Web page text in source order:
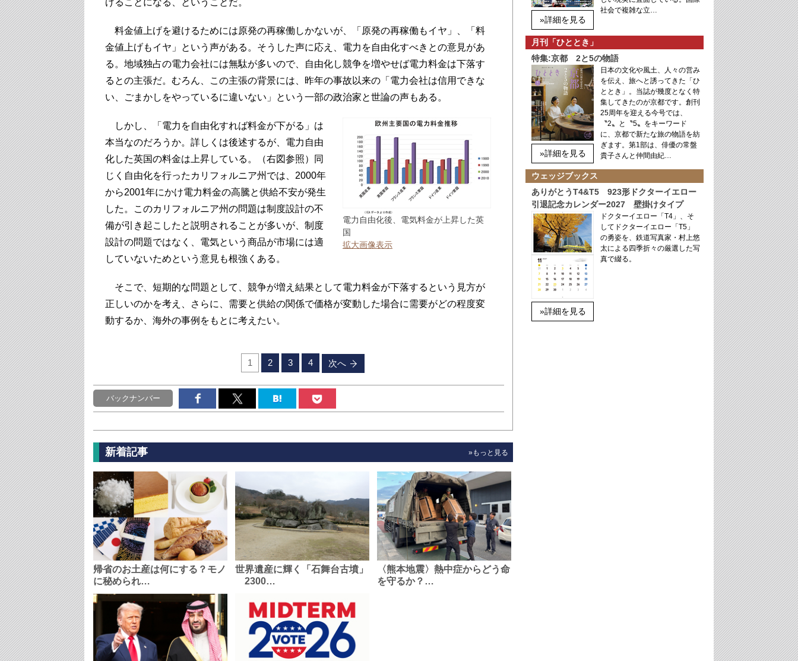
げることになる、ということだ。
料金値上げを避けるためには原発の再稼働しかないが、「原発の再稼働もイヤ」、「料
金値上げもイヤ」という声がある。そうした声に応え、電力を自由化すべきとの意見があ
る。地域独占の電力会社には無駄が多いので、自由化し競争を増やせば電力料金は下落す
るとの主張だ。むろん、この主張の背景には、昨年の事故以来の「電力会社は信用できな
い、ごまかしをやっているに違いない」という一部の政治家と世論の声もある。
電力自由化後、電気料金が上昇した英
国
拡大画像表示
しかし、「電力を自由化すれば料金が下がる」は
本当なのだろうか。詳しくは後述するが、電力自由
化した英国の料金は上昇している。（右図参照）同
じく自由化を行ったカリフォルニア州では、2000年
から2001年にかけ電力料金の高騰と供給不安が発生
した。このカリフォルニア州の問題は制度設計の不
備が引き起こしたと説明されることが多いが、制度
設計の問題ではなく、電気という商品が市場には適
していないためという意見も根強くある。
そこで、短期的な問題として、競争が増え結果として電力料金が下落するという見方が
正しいのかを考え、さらに、需要と供給の関係で価格が変動した場合に需要がどの程度変
動するか、海外の事例をもとに考えたい。
1 2 3 4 次へ
バックナンバー
新着記事 »もっと見る
帰省のお土産は何にする？モノ
に秘められ…
世界遺産に輝く「石舞台古墳」
2300…
〈熊本地震〉熱中症からどう命
を守るか？…
»詳細を見る
社会で複雑な立…
月刊「ひととき」
特集:京都 2と5の物語
»詳細を見る
日本の文化や風土、人々の営み
を伝え、旅へと誘ってきた「ひ
ととき」。当誌が幾度となく特
集してきたのが京都です。創刊
25周年を迎える今号では、
〝2〟と〝5〟をキーワード
に、京都で新たな旅の物語を紡
ぎます。第1部は、俳優の常盤
貴子さんと仲間由紀…
ウェッジブックス
ありがとうT4&T5 923形ドクターイエロー
引退記念カレンダー2027 壁掛けタイプ
»詳細を見る
ドクターイエロー「T4」、そ
してドクターイエロー「T5」
の勇姿を、鉄道写真家・村上悠
太による四季折々の厳選した写
真で綴る。